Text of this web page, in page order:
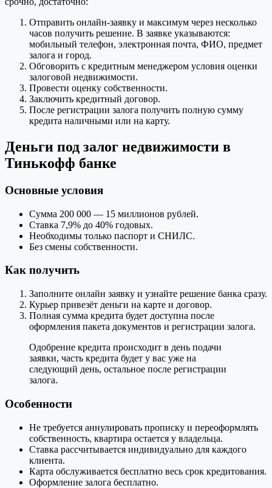
Отправить онлайн-заявку и максимум через несколько
часов получить решение. В заявке указываются:
мобильный телефон, электронная почта, ФИО, предмет
залога и город.
Обговорить с кредитным менеджером условия оценки
залоговой недвижимости.
Провести оценку собственности.
Заключить кредитный договор.
После регистрации залога получить полную сумму
кредита наличными или на карту.
Деньги под залог недвижимости в
Тинькофф банке
Основные условия
Сумма 200 000 — 15 миллионов рублей.
Ставка 7,9% до 40% годовых.
Необходимы только паспорт и СНИЛС.
Без смены собственности.
Как получить
Заполните онлайн заявку и узнайте решение банка сразу.
Курьер привезёт деньги на карте и договор.
Полная сумма кредита будет доступна после
оформления пакета документов и регистрации залога.
Одобрение кредита происходит в день подачи
заявки, часть кредита будет у вас уже на
следующий день, остальное после регистрации
залога.
Особенности
Не требуется аннулировать прописку и переоформлять
собственность, квартира остается у владельца.
Ставка рассчитывается индивидуально для каждого
клиента.
Карта обслуживается бесплатно весь срок кредитования.
Оформление залога бесплатно.